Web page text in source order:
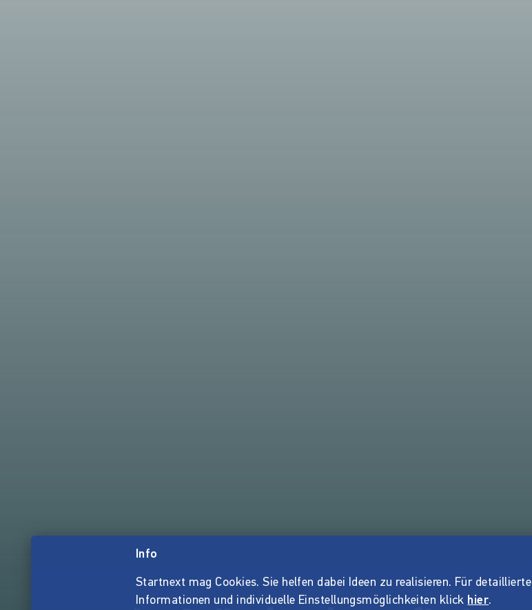
Info
Startnext mag Cookies. Sie helfen dabei Ideen zu realisieren. Für detaillierte
Informationen und individuelle Einstellungsmöglichkeiten klick hier.